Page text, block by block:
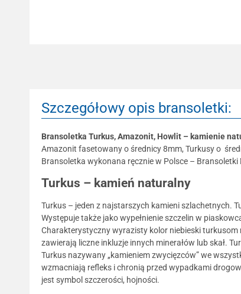
Szczegółowy opis bransoletki:
Bransoletka Turkus, Amazonit, Howlit – kamienie
Amazonit fasetowany o średnicy 8mm, Turkusy o
Bransoletka wykonana ręcznie w Polsce – Bransoletki
Turkus – kamień naturalny
Turkus – jeden z najstarszych kamieni szlachetnych.
Występuje także jako wypełnienie szczelin w
Charakterystyczny wyrazisty kolor niebieski
zawierają liczne inkluzje innych minerałów lub skał.
Turkus nazywany „kamieniem zwycięzców” we
wzmacniają refleks i chronią przed wypadkami
jest symbol szczerości, hojności.